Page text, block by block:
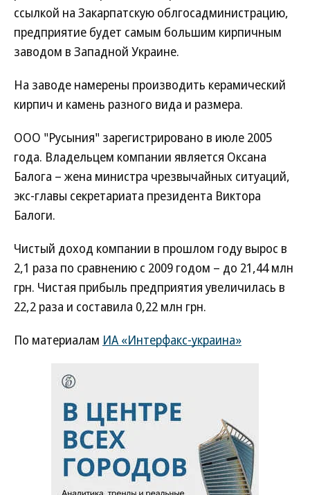
ссылкой на Закарпатскую облгосадминистрацию,
предприятие будет самым большим кирпичным
заводом в Западной Украине.
На заводе намерены производить керамический
кирпич и камень разного вида и размера.
ООО "Русыния" зарегистрировано в июле 2005
года. Владельцем компании является Оксана
Балога – жена министра чрезвычайных ситуаций,
экс-главы секретариата президента Виктора
Балоги.
Чистый доход компании в прошлом году вырос в
2,1 раза по сравнению с 2009 годом – до 21,44 млн
грн. Чистая прибыль предприятия увеличилась в
22,2 раза и составила 0,22 млн грн.
По материалам ИА «Интерфакс-украина»